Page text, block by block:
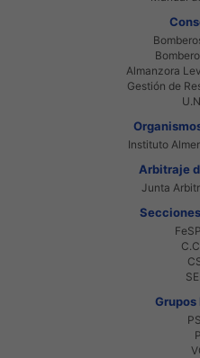
Almanzora
Gestión de
Instituto
Arbitraje
Junta